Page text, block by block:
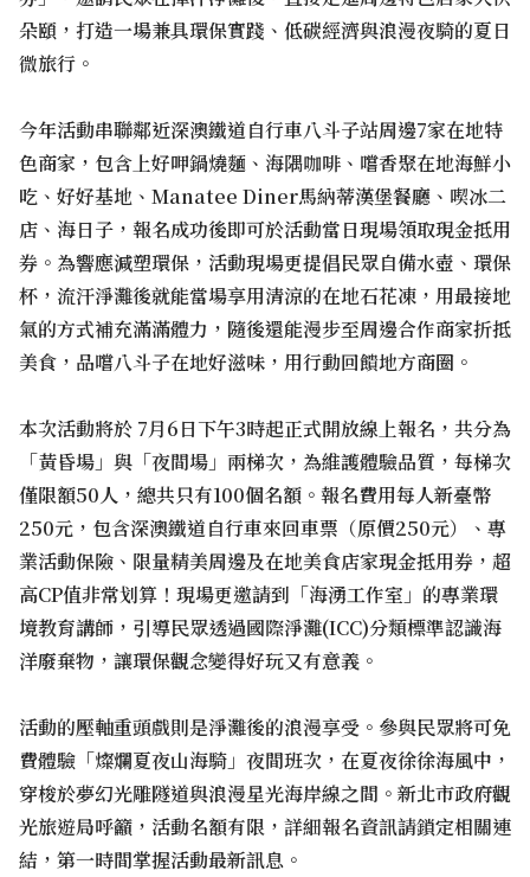
朵頤，打造一場兼具環保實踐、低碳經濟與浪漫夜騎的夏日
微旅行。
今年活動串聯鄰近深澳鐵道自行車八斗子站周邊7家在地特
色商家，包含上好呷鍋燒麵、海隅咖啡、嚐香聚在地海鮮小
吃、好好基地、Manatee Diner馬納蒂漢堡餐廳、喫冰二
店、海日子，報名成功後即可於活動當日現場領取現金抵用
券。為響應減塑環保，活動現場更提倡民眾自備水壺、環保
杯，流汗淨灘後就能當場享用清涼的在地石花凍，用最接地
氣的方式補充滿滿體力，隨後還能漫步至周邊合作商家折抵
美食，品嚐八斗子在地好滋味，用行動回饋地方商圈。
本次活動將於 7月6日下午3時起正式開放線上報名，共分為
「黃昏場」與「夜間場」兩梯次，為維護體驗品質，每梯次
僅限額50人，總共只有100個名額。報名費用每人新臺幣
250元，包含深澳鐵道自行車來回車票（原價250元）、專
業活動保險、限量精美周邊及在地美食店家現金抵用券，超
高CP值非常划算！現場更邀請到「海湧工作室」的專業環
境教育講師，引導民眾透過國際淨灘(ICC)分類標準認識海
洋廢棄物，讓環保觀念變得好玩又有意義。
活動的壓軸重頭戲則是淨灘後的浪漫享受。參與民眾將可免
費體驗「燦爛夏夜山海騎」夜間班次，在夏夜徐徐海風中，
穿梭於夢幻光雕隧道與浪漫星光海岸線之間。新北市政府觀
光旅遊局呼籲，活動名額有限，詳細報名資訊請鎖定相關連
結，第一時間掌握活動最新訊息。